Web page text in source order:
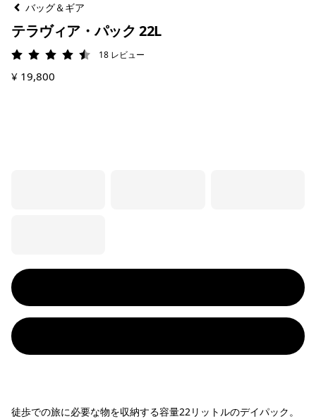
バッグ＆ギア
テラヴィア・パック 22L
評価: 4.5 / 5
18 レビュー
¥ 19,800
徒歩での旅に必要な物を収納する容量22リットルのデイパック。